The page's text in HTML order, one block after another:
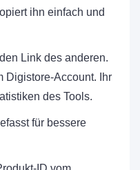
ihn einfach und
Link des anderen.
Digistore-Account. Ihr
des Tools.
für bessere